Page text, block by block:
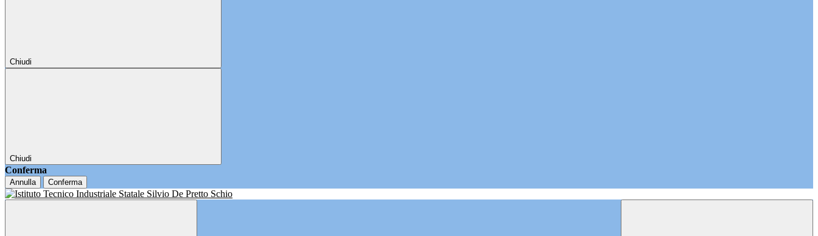
Chiudi
Chiudi
Conferma
Annulla Conferma